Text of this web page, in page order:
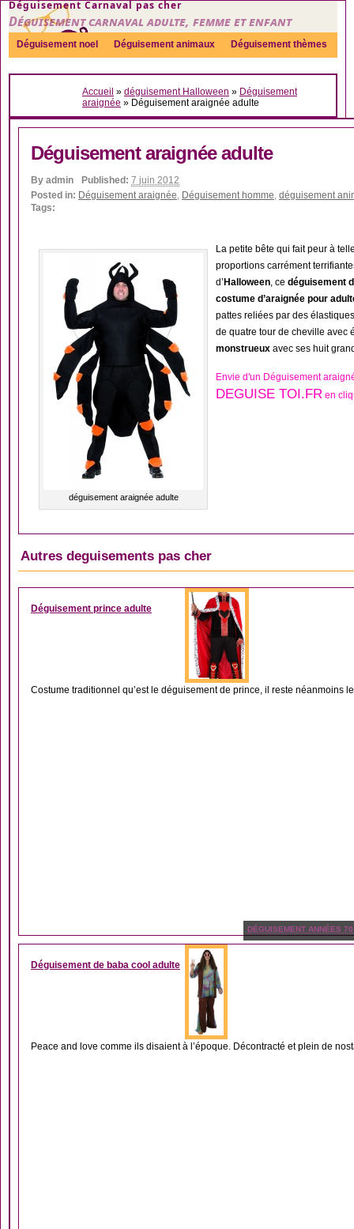
Déguisement Carnaval pas cher
Déguisement carnaval adulte, femme et enfant
Déguisement noel Déguisement animaux Déguisement thèmes
Sexy Déguisement couple Déguisements par genre Idées
Accueil » déguisement Halloween » Déguisement
araignée » Déguisement araignée adulte
Déguisement araignée adulte
By admin Published: 7 juin 2012
Posted in: Déguisement araignée, Déguisement homme, déguisement
Tags:
déguisement araignée adulte
La petite bête qui fait peur à
proportions carrément
d’ Halloween, ce déguisement
costume d’araignée pour
pattes reliées par des
de quatre tour de cheville avec
monstrueux avec ses huit
Envie d'un Déguisement
DEGUISE TOI.FR en
Autres deguisements pas cher
DÉGUISEMENT
Déguisement prince adulte
Costume traditionnel qu’est le déguisement de prince, il reste néanmoins
DÉGUISEMENT ANNÉES 70
Déguisement de baba cool adulte
Peace and love comme ils disaient à l’époque. Décontracté et plein de